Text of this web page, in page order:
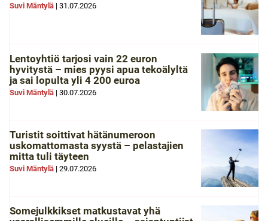
Suvi Mäntylä | 31.07.2026
Lentoyhtiö tarjosi vain 22 euron
hyvitystä – mies pyysi apua tekoälyltä
ja sai lopulta yli 4 200 euroa
Suvi Mäntylä | 30.07.2026
Turistit soittivat hätänumeroon
uskomattomasta syystä – pelastajien
mitta tuli täyteen
Suvi Mäntylä | 29.07.2026
Somejulkkikset matkustavat yhä